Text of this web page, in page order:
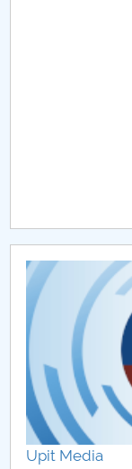
CAR2026
MENIU
Ghidul
Cercuri
Practică
Upit Media